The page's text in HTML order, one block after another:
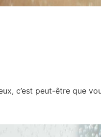
c’est peut-être que